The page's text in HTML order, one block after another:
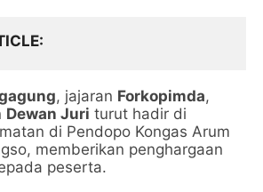
, jajaran Forkopimda,
Dewan Juri turut hadir di
di Pendopo Kongas Arum
memberikan penghargaan
peserta.